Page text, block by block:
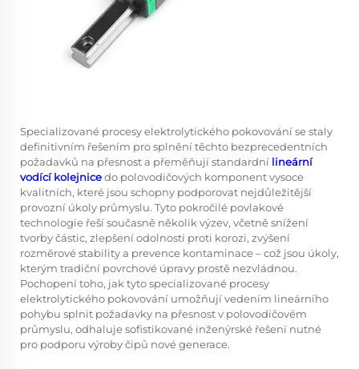
Specializované procesy elektrolytického pokovování se staly
definitivním řešením pro splnění těchto bezprecedentních
požadavků na přesnost a přeměňují standardní lineární
vodící kolejnicedo polovodičových komponent vysoce
kvalitních, které jsou schopny podporovat nejdůležitější
provozní úkoly průmyslu. Tyto pokročilé povlakové
technologie řeší současně několik výzev, včetně snížení
tvorby částic, zlepšení odolnosti proti korozi, zvýšení
rozměrové stability a prevence kontaminace – což jsou úkoly,
kterým tradiční povrchové úpravy prostě nezvládnou.
Pochopení toho, jak tyto specializované procesy
elektrolytického pokovování umožňují vedením lineárního
pohybu splnit požadavky na přesnost v polovodičovém
průmyslu, odhaluje sofistikované inženýrské řešení nutné
pro podporu výroby čipů nové generace.